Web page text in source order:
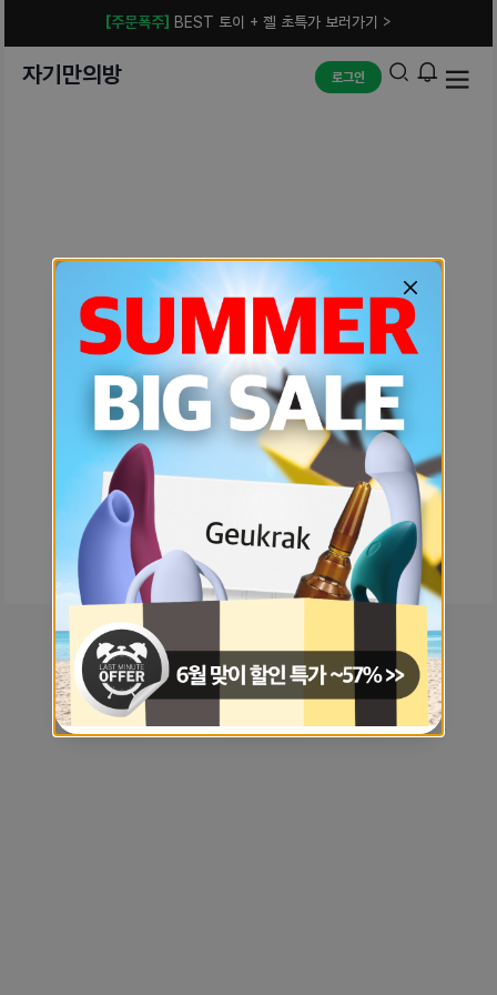
[주문폭주] BEST 토이 + 젤 초특가 보러가기 >
자기만의방 로그인
예상치 못한 에러입니다.